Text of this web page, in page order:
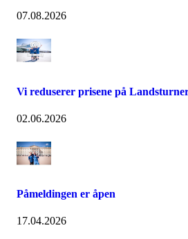
07.08.2026
Vi reduserer prisene på
02.06.2026
Påmeldingen er åpen
17.04.2026